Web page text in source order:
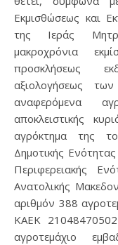
Εκμισθώσεως και
της Ιεράς
μακροχρόνια
προσκλήσεως
αξιολογήσεως
αναφερόμενα
αποκλειστικής
αγρόκτημα της
Δημοτικής
Περιφερειακής
Ανατολικής
αριθμόν 388
ΚΑΕΚ
αγροτεμάχιο